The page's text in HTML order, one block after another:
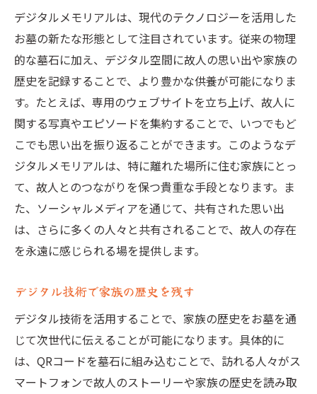
デジタルメモリアルは、現代のテクノロジーを活用した
お墓の新たな形態として注目されています。従来の物理
的な墓石に加え、デジタル空間に故人の思い出や家族の
歴史を記録することで、より豊かな供養が可能になりま
す。たとえば、専用のウェブサイトを立ち上げ、故人に
関する写真やエピソードを集約することで、いつでもど
こでも思い出を振り返ることができます。このようなデ
ジタルメモリアルは、特に離れた場所に住む家族にとっ
て、故人とのつながりを保つ貴重な手段となります。ま
た、ソーシャルメディアを通じて、共有された思い出
は、さらに多くの人々と共有されることで、故人の存在
を永遠に感じられる場を提供します。
デジタル技術で家族の歴史を残す
デジタル技術を活用することで、家族の歴史をお墓を通
じて次世代に伝えることが可能になります。具体的に
は、QRコードを墓石に組み込むことで、訪れる人々がス
マートフォンで故人のストーリーや家族の歴史を読み取